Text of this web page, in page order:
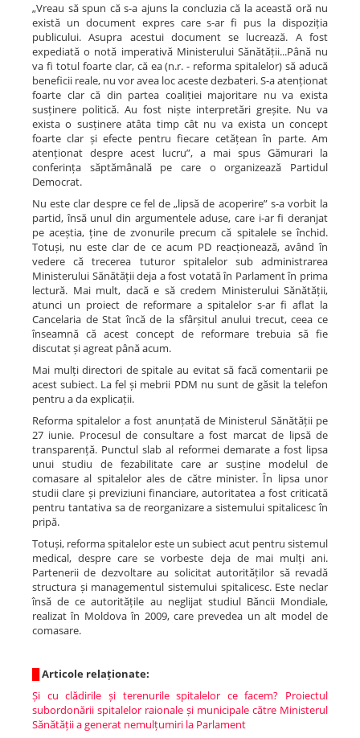
„Vreau să spun că s-a ajuns la concluzia că la această oră nu
există un document expres care s-ar fi pus la dispoziția
publicului. Asupra acestui document se lucrează. A fost
expediată o notă imperativă Ministerului Sănătății...Până nu
va fi totul foarte clar, că ea (n.r. - reforma spitalelor) să aducă
beneficii reale, nu vor avea loc aceste dezbateri. S-a atenționat
foarte clar că din partea coaliției majoritare nu va exista
susținere politică. Au fost niște interpretări greșite. Nu va
exista o susținere atâta timp cât nu va exista un concept
foarte clar și efecte pentru fiecare cetățean în parte. Am
atenționat despre acest lucru”, a mai spus Gămurari la
conferința săptămânală pe care o organizează Partidul
Democrat.
Nu este clar despre ce fel de „lipsă de acoperire” s-a vorbit la
partid, însă unul din argumentele aduse, care i-ar fi deranjat
pe aceștia, ține de zvonurile precum că spitalele se închid.
Totuși, nu este clar de ce acum PD reacționează, având în
vedere că trecerea tuturor spitalelor sub administrarea
Ministerului Sănătății deja a fost votată în Parlament în prima
lectură. Mai mult, dacă e să credem Ministerului Sănătății,
atunci un proiect de reformare a spitalelor s-ar fi aflat la
Cancelaria de Stat încă de la sfârșitul anului trecut, ceea ce
înseamnă că acest concept de reformare trebuia să fie
discutat și agreat până acum.
Mai mulți directori de spitale au evitat să facă comentarii pe
acest subiect. La fel și mebrii PDM nu sunt de găsit la telefon
pentru a da explicații.
Reforma spitalelor a fost anunțată de Ministerul Sănătății pe
27 iunie. Procesul de consultare a fost marcat de lipsă de
transparență. Punctul slab al reformei demarate a fost lipsa
unui studiu de fezabilitate care ar susține modelul de
comasare al spitalelor ales de către minister. În lipsa unor
studii clare și previziuni financiare, autoritatea a fost criticată
pentru tantativa sa de reorganizare a sistemului spitalicesc în
pripă.
Totuși, reforma spitalelor este un subiect acut pentru sistemul
medical, despre care se vorbeste deja de mai mulți ani.
Partenerii de dezvoltare au solicitat autorităților să revadă
structura și managementul sistemului spitalicesc. Este neclar
însă de ce autoritățile au neglijat studiul Băncii Mondiale,
realizat în Moldova în 2009, care prevedea un alt model de
comasare.
Articole relaționate:
Și cu clădirile și terenurile spitalelor ce facem? Proiectul
subordonării spitalelor raionale și municipale către Ministerul
Sănătății a generat nemulțumiri la Parlament